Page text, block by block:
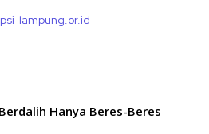
lampung.or.id
Hanya Beres-Beres